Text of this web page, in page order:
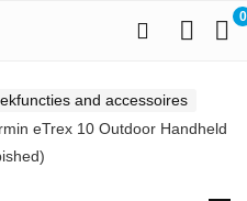
0
and accessoires
eTrex 10 Outdoor Handheld